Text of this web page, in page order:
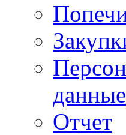
данные
Отчет